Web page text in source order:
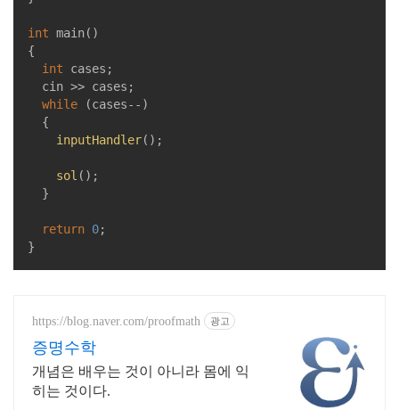
int main()
{
int cases;
while (cases--)
inputHandler();
sol ();
return 0;
}
https://blog.naver.com/proofmath 광고
증명수학
개념은 배우는 것이 아니라 몸에 익
히는 것이다.